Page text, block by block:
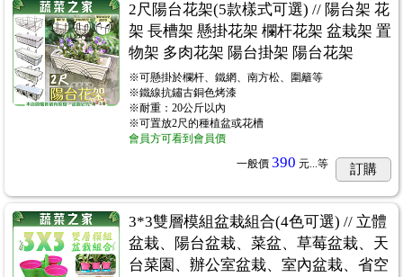
2尺陽台花架(5款樣式可選) // 陽台架 花
架 長槽架 懸掛花架 欄杆花架 盆栽架 置
物架 多肉花架 陽台掛架 陽台花架
※可懸掛於欄杆、鐵網、南方松、圍籬等
※鐵線抗鏽古銅色烤漆
※耐重：20公斤以內
※可置放2尺的種植盆或花槽
會員方可看到會員價
一般價 390 元...等 訂購
3*3雙層模組盆栽組合(4色可選) // 立體
盆栽、陽台盆栽、菜盆、草莓盆栽、天
台菜園、辦公室盆栽、室內盆栽、省空